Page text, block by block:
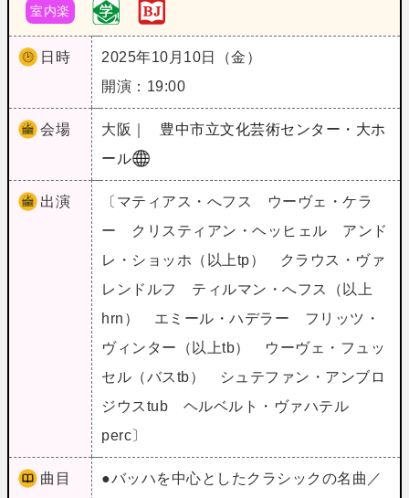
室内楽
日時
2025年10月10日（金）
開演：19:00
会場 大阪｜
豊中市立文化芸術センター・大ホ
ール
出演
〔マティアス・へフス ウーヴェ・ケラ
ー クリスティアン・ヘッヒェル アンド
レ・ショッホ（以上tp） クラウス・ヴァ
レンドルフ ティルマン・へフス（以上
hrn） エミール・ハデラー フリッツ・
ヴィンター（以上tb） ウーヴェ・フュッ
セル（バスtb） シュテファン・アンブロ
ジウスtub ヘルベルト・ヴァハテル
perc〕
曲目
●バッハを中心としたクラシックの名曲／